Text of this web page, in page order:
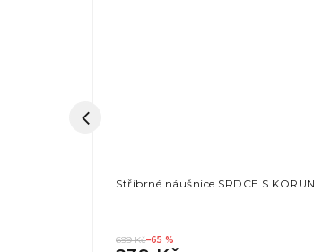
Stříbrné náušnice SRDCE S
699 Kč–65 %